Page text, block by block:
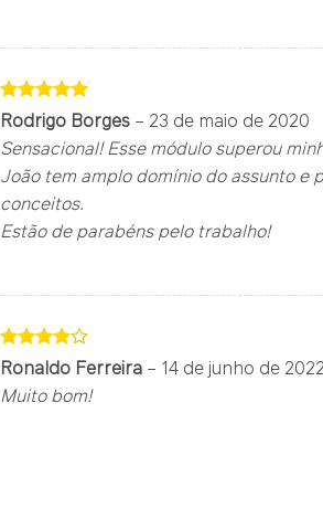
Avaliação5
de 5
Rodrigo Borges – 23 de maio de 2020
Sensacional! Esse módulo superou
João tem amplo domínio do assunto e
conceitos.
Estão de parabéns pelo trabalho!
Avaliação
4 de 5
Ronaldo Ferreira – 14 de junho de
Muito bom!